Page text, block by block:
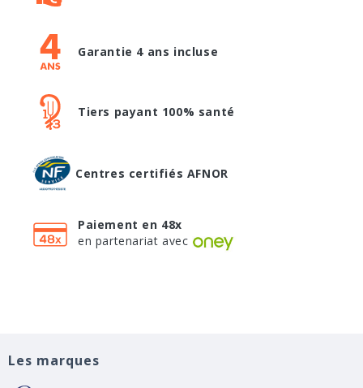
Garantie 4 ans incluse
Tiers payant 100% santé
Centres certifiés AFNOR
Paiement en 48x
en partenariat avec
Les marques